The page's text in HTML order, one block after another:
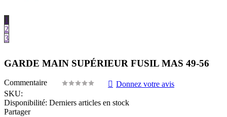
1
2
3
GARDE MAIN SUPÉRIEUR FUSIL MAS 49-56
Commentaire
Donnez votre avis
SKU:
Disponibilité: Derniers articles en stock
Partager